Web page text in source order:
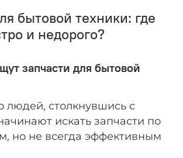
бытовой техники: где
и недорого?
запчасти для бытовой
людей, столкнувшись с
искать запчасти по
но не всегда эффективным